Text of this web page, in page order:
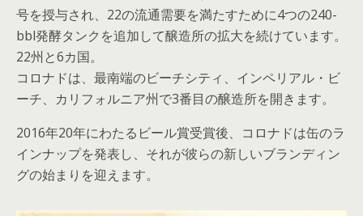
号を授与され、22の流通需要を満たすために4つの240-
bbl発酵タンクを追加して醸造所の拡大を続けています。
22州と6カ国。
コロナドは、最南端のビーチシティ、インペリアル・ビ
ーチ、カリフォルニア州で3番目の醸造所を開きます。
2016年20年にわたるビール賞受賞後、コロナドは缶のラ
インナップを発表し、それが彼らの新しいブランディン
グの始まりを迎えます。